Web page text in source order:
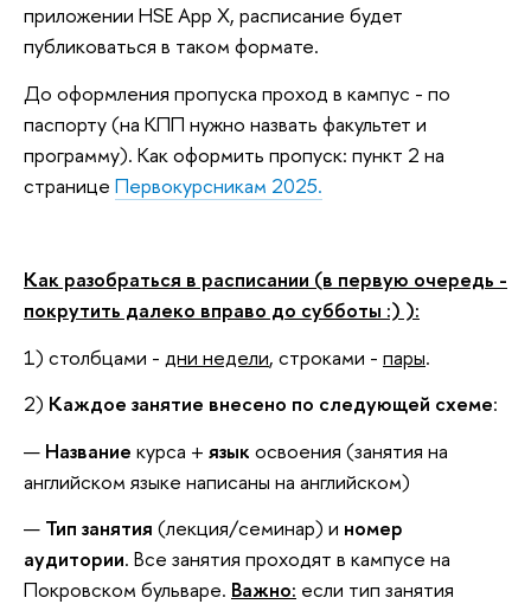
приложении HSE App X, расписание будет
публиковаться в таком формате.
До оформления пропуска проход в кампус - по
паспорту (на КПП нужно назвать факультет и
программу). Как оформить пропуск: пункт 2 на
странице Первокурсникам 2025.
Как разобраться в расписании (в первую очередь -
покрутить далеко вправо до субботы :) ):
1) столбцами - дни недели, строками - пары.
2) Каждое занятие внесено по следующей схеме:
Название курса + язык освоения (занятия на
английском языке написаны на английском)
Тип занятия (лекция/семинар) и номер
аудитории. Все занятия проходят в кампусе на
Покровском бульваре. Важно: если тип занятия